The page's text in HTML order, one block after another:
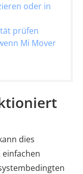
oder in
prüfen
Mi Mover
dies